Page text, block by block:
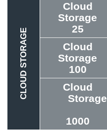
CLOUD STORAGE
Cloud
Storage
25
Cloud
Storage
100
Cloud
Storage
1000